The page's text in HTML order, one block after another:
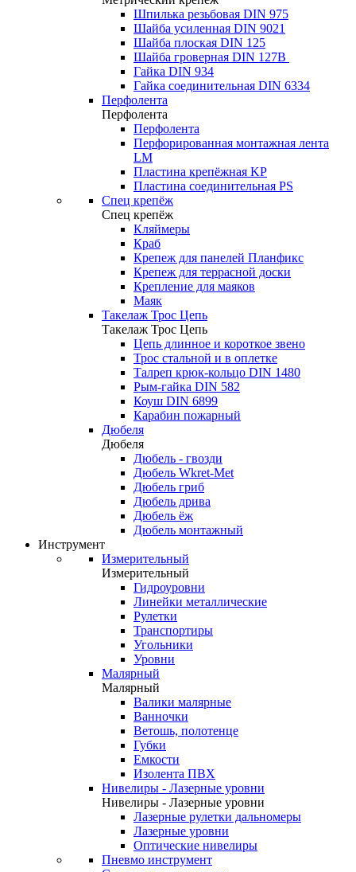
Шпилька резьбовая DIN 975
Шайба усиленная DIN 9021
Шайба плоская DIN 125
Шайба гроверная DIN 127B
Гайка DIN 934
Гайка соединительная DIN 6334
Перфолента
Перфолента
Перфолента
Перфорированная монтажная лента
LM
Пластина крепёжная KP
Пластина соединительная PS
Спец крепёж
Спец крепёж
Кляймеры
Краб
Крепеж для панелей Планфикс
Крепеж для террасной доски
Крепление для маяков
Маяк
Такелаж Трос Цепь
Такелаж Трос Цепь
Цепь длинное и короткое звено
Трос стальной и в оплетке
Талреп крюк-кольцо DIN 1480
Рым-гайка DIN 582
Коуш DIN 6899
Карабин пожарный
Дюбеля
Дюбеля
Дюбель - гвозди
Дюбель Wkret-Met
Дюбель гриб
Дюбель дрива
Дюбель ёж
Дюбель монтажный
Инструмент
Измерительный
Измерительный
Гидроуровни
Линейки металлические
Рулетки
Транспортиры
Угольники
Уровни
Малярный
Малярный
Валики малярные
Ванночки
Ветошь, полотенце
Губки
Емкости
Изолента ПВХ
Нивелиры - Лазерные уровни
Нивелиры - Лазерные уровни
Лазерные рулетки дальномеры
Лазерные уровни
Оптические нивелиры
Пневмо инструмент